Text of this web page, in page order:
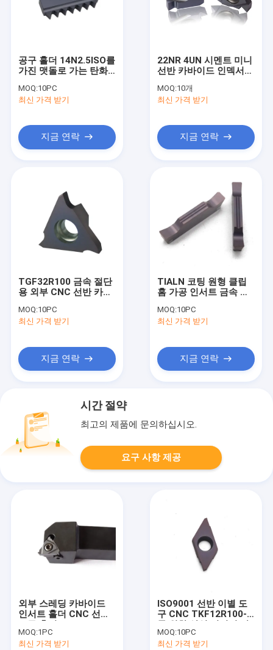
공구 홀더 14N2.5ISO를
가진 맷돌로 가는 탄화
반 ISO
MOQ:10PC
최신 가격 받기
지금 연락
22NR 4UN 시멘트 미니
선반 카바이드 인덱서블
MOQ:10개
최신 가격 받기
지금 연락
TGF32R100 금속 절단
용 외부 CNC 선반 카바
MOQ:10PC
최신 가격 받기
지금 연락
TIALN 코팅 원형 클립
홈 가공 인서트 금속 선
200
MOQ:10PC
최신 가격 받기
지금 연락
시간 절약
최고의 제품에 문의하십시오.
요구 사항 제공
외부 스레딩 카바이드
인서트 홀더 CNC 선반
MOQ:1PC
최신 가격 받기
ISO9001 선반 이별 도
구 CNC TKF12R100-S
라진 홈을 파기
MOQ:10PC
최신 가격 받기